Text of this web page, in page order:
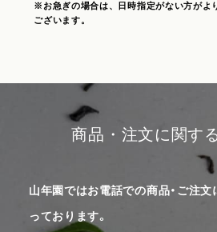
※お急ぎの場合は、日時指定がない方がよ
ございます。
商品・注文に関す
山年園ではお電話での商品・ご注
っております。